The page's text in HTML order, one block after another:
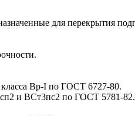
для перекрытия
Вр-I по ГОСТ 6727-80.
и ВСт3пс2 по ГОСТ 5781-82.